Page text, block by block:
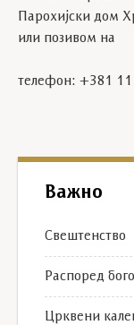
Парохијски дом
или позивом на
телефон: +381
Важно
Свештенство
Распоред
Црквени